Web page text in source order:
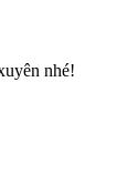
nhé!